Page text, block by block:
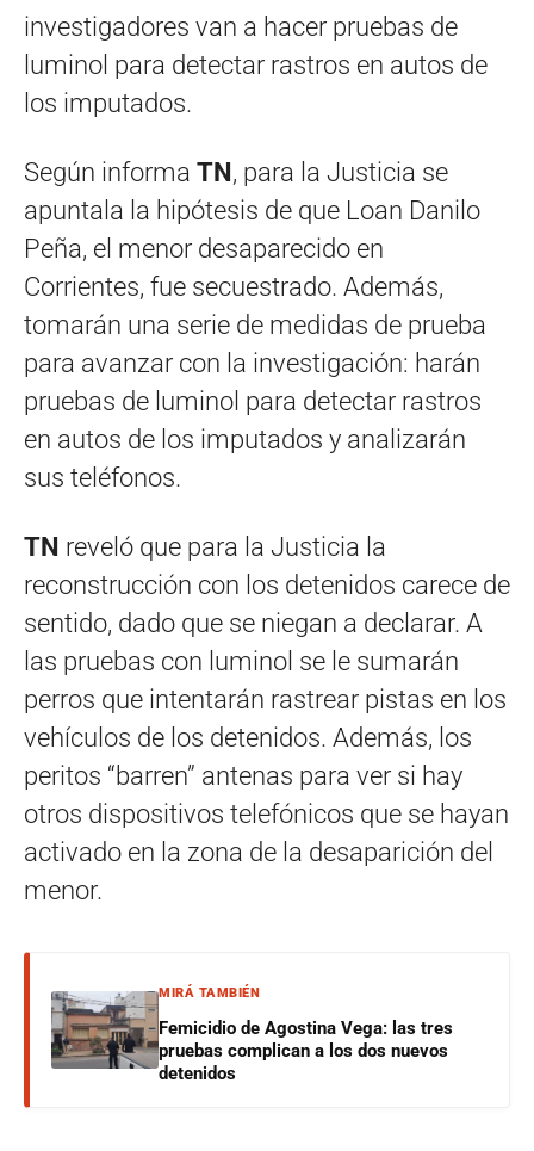
investigadores van a hacer pruebas de
luminol para detectar rastros en autos de
los imputados.
Según informa TN, para la Justicia se
apuntala la hipótesis de que Loan Danilo
Peña, el menor desaparecido en
Corrientes, fue secuestrado. Además,
tomarán una serie de medidas de prueba
para avanzar con la investigación: harán
pruebas de luminol para detectar rastros
en autos de los imputados y analizarán
sus teléfonos.
TN reveló que para la Justicia la
reconstrucción con los detenidos carece de
sentido, dado que se niegan a declarar. A
las pruebas con luminol se le sumarán
perros que intentarán rastrear pistas en los
vehículos de los detenidos. Además, los
peritos “barren” antenas para ver si hay
otros dispositivos telefónicos que se hayan
activado en la zona de la desaparición del
menor.
MIRÁ TAMBIÉN
Femicidio de Agostina Vega: las tres
pruebas complican a los dos nuevos
detenidos